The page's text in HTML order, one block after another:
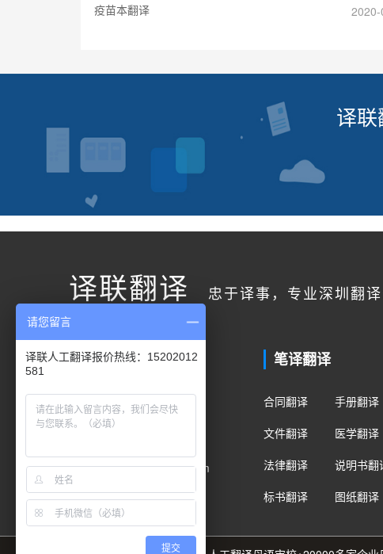
疫苗本翻译
译
译联翻译 忠于译事，专业深圳翻
联系我们
客户服务
400电话：400-178-1661
Email：fanyi@translian.com
笔译翻译
合同翻译
手册翻译
文件翻译
医学翻译
法律翻译
说明书翻
标书翻译
图纸翻译
请您留言
译联人工翻译报价热线：15202012
581
提交